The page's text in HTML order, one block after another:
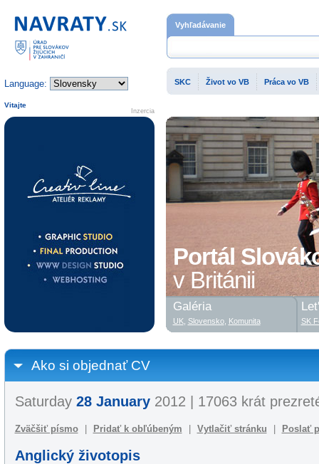
Portál
v Británii
Ako si objednať CV
Saturday 28 January2012 | 17063 krát
Zväčšiť písmo Pridať k obľúbeným Vytlačiť stránku Poslať
Anglický životopis
Domovská stránka
Language:
Vyhľadávanie
SKC Život vo VB Práca vo VB
Inzercia
Vitajte
Galéria
UK, Slovensko, Komunita SK